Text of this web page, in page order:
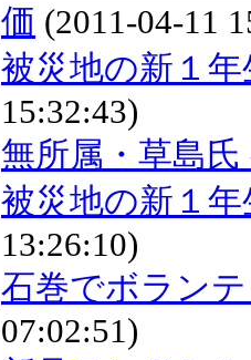
価 (2011-04-11
被災地の新１
15:32:43)
無所属・草島
被災地の新１
13:26:10)
石巻でボラン
07:02:51)